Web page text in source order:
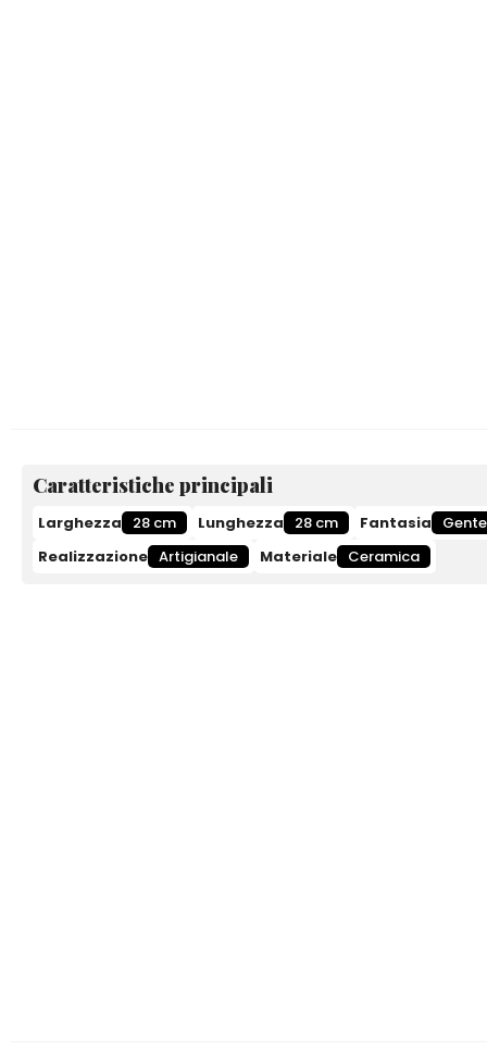
Caratteristiche principali
Larghezza 28 cm Lunghezza 28 cm Fantasia Gente
Realizzazione Artigianale Materiale Ceramica